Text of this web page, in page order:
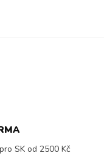
SK od 2500 Kč